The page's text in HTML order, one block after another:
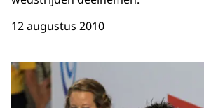
12 augustus 2010